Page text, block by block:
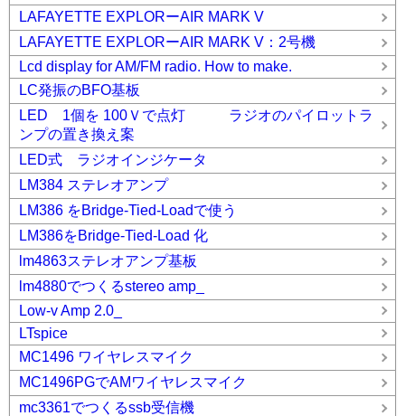
LAFAYETTE EXPLORーAIR MARK V
LAFAYETTE EXPLORーAIR MARK V：2号機
Lcd display for AM/FM radio. How to make.
LC発振のBFO基板
LED 1個を 100Ｖで点灯 ラジオのパイロットラ
ンプの置き換え案
LED式 ラジオインジケータ
LM384 ステレオアンプ
LM386 をBridge-Tied-Loadで使う
LM386をBridge-Tied-Load 化
lm4863ステレオアンプ基板
lm4880でつくるstereo amp_
Low-v Amp 2.0_
LTspice
MC1496 ワイヤレスマイク
MC1496PGでAMワイヤレスマイク
mc3361でつくるssb受信機